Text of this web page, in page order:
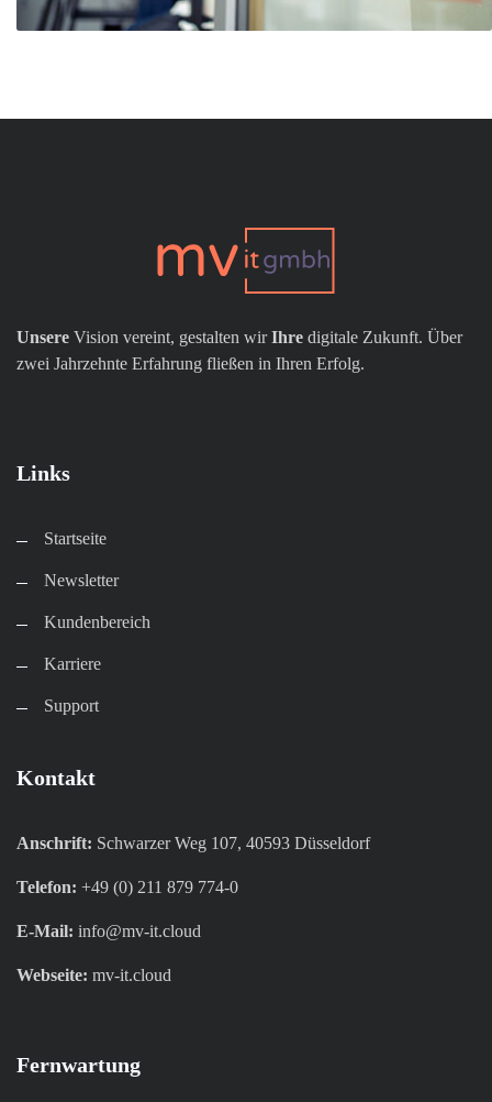
Unsere Vision vereint, gestalten wirIhre digitale Zukunft. Über
zwei Jahrzehnte Erfahrung fließen in Ihren Erfolg.
Links
Startseite
Newsletter
Kundenbereich​
Karriere​
Support
Kontakt
Anschrift: Schwarzer Weg 107, 40593 Düsseldorf
Telefon: +49 (0) 211 879 774-0
E-Mail: info@mv-it.cloud
Webseite: mv-it.cloud
Fernwartung